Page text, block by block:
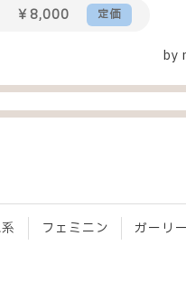
￥8,000 定価
by
フェミニン ガーリー